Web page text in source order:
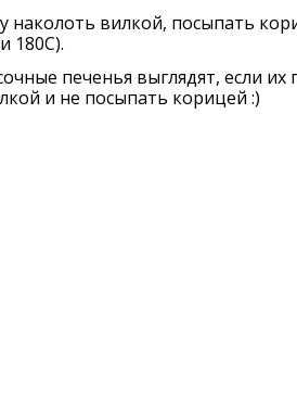
вилкой, посыпать
180С).
печенья выглядят, если их
и не посыпать корицей :)